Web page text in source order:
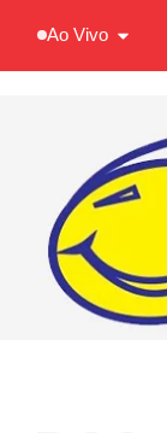
Ao Vivo